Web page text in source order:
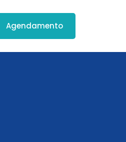
Agendamento